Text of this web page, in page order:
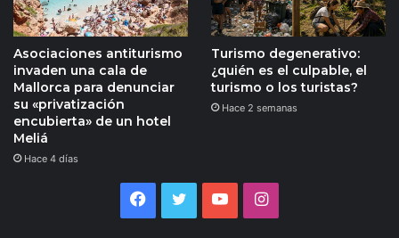
Asociaciones antiturismo
invaden una cala de
Mallorca para denunciar
su «privatización
encubierta» de un hotel
Meliá
Hace 4 días
Turismo degenerativo:
¿quién es el culpable, el
turismo o los turistas?
Hace 2 semanas
Facebook
TwitterYouTubeInstagram